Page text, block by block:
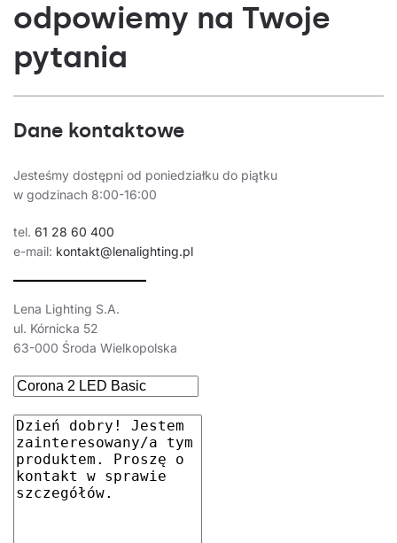
odpowiemy na Twoje
pytania
Dane kontaktowe
Jesteśmy dostępni od poniedziałku do piątku
w godzinach 8:00-16:00
tel. 61 28 60 400
e-mail: kontakt@lenalighting.pl
Lena Lighting S.A.
ul. Kórnicka 52
63-000 Środa Wielkopolska